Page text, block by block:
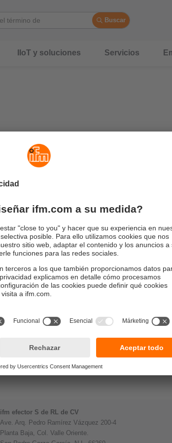
Buscar
IIoT y soluciones Servicios
ifm efector S de RL de CV
Ave. Arq. Pedro Ramírez Vázquez 200-4
Planta Baja, Col. Valle Oriente.